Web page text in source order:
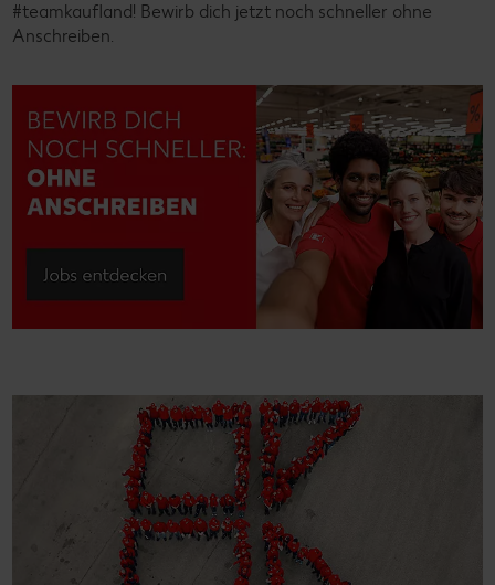
#teamkaufland! Bewirb dich jetzt noch schneller ohne
Anschreiben.